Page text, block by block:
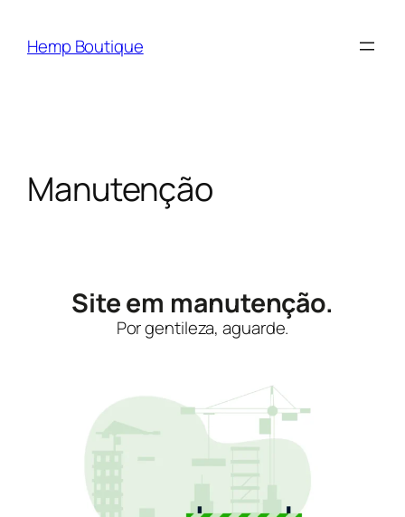
Hemp Boutique
Manutenção
Site em manutenção.
Por gentileza, aguarde.